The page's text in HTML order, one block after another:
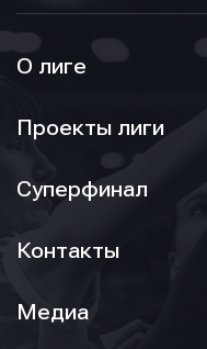
О лиге
Проекты лиги
Суперфинал
Контакты
Медиа